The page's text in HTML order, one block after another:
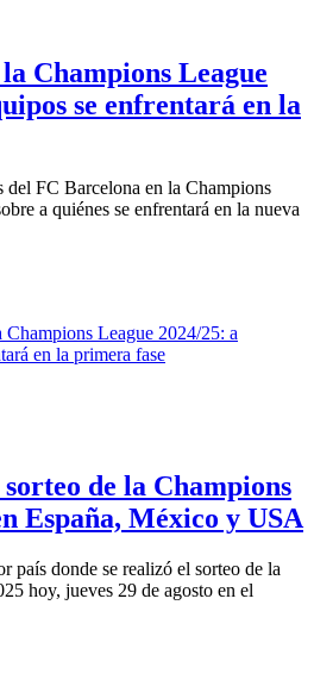
Champions League
se enfrentará en la
del FC Barcelona en la Champions
a quiénes se enfrentará en la nueva
de la Champions
España, México y USA
país donde se realizó el sorteo de la
hoy, jueves 29 de agosto en el